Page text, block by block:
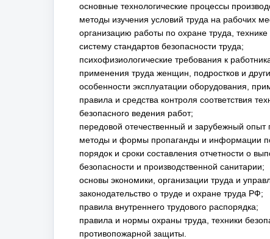
основные технологические процессы
методы изучения условий труда на рабочих
организацию работы по охране труда,
систему стандартов безопасности труда;
психофизиологические требования к
применения труда женщин, подростков и
особенности эксплуатации оборудования,
правила и средства контроля соответствия
безопасного ведения работ;
передовой отечественный и зарубежный опыт
методы и формы пропаганды и информации по
порядок и сроки составления отчетности о
безопасности и производственной санитарии;
основы экономики, организации труда и
законодательство о труде и охране труда РФ;
правила внутреннего трудового распорядка;
правила и нормы охраны труда, техники
противопожарной защиты.